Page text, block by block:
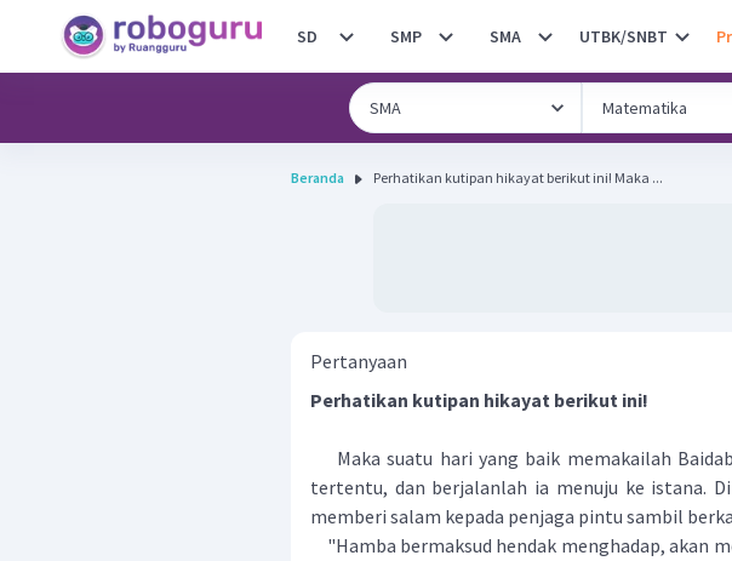
SD SMP SMA UTBK/SNBT
Beranda Perhatikan kutipan hikayat berikut ini! Maka ...
Pertanyaan
Perhatikan kutipan hikayat berikut ini!
Maka suatu hari yang baik memakailah
tertentu, dan berjalanlah ia menuju ke istana.
memberi salam kepada penjaga pintu sambil
"Hamba bermaksud hendak menghadap, akan